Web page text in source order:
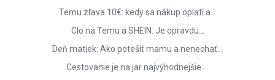
Temu zľava 10€: kedy sa nákup oplatí a…
Clo na Temu a SHEIN: Je opravdu…
Deň matiek: Ako potešiť mamu a nenechať…
Cestovanie je na jar najvýhodnejšie.…